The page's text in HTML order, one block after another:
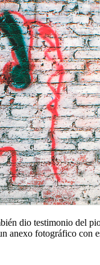
dio testimonio del
anexo fotográfico con